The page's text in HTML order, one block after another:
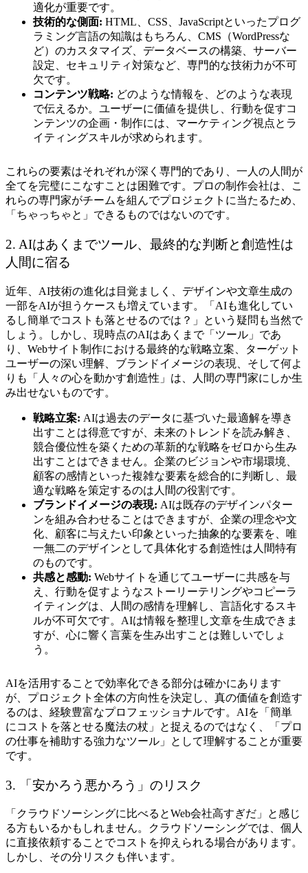
適化が重要です。
技術的な側面: HTML、CSS、JavaScriptといったプログ
ラミング言語の知識はもちろん、CMS（WordPressな
ど）のカスタマイズ、データベースの構築、サーバー
設定、セキュリティ対策など、専門的な技術力が不可
欠です。
コンテンツ戦略: どのような情報を、どのような表現
で伝えるか。ユーザーに価値を提供し、行動を促すコ
ンテンツの企画・制作には、マーケティング視点とラ
イティングスキルが求められます。
これらの要素はそれぞれが深く専門的であり、一人の人間が
全てを完璧にこなすことは困難です。プロの制作会社は、こ
れらの専門家がチームを組んでプロジェクトに当たるため、
「ちゃっちゃと」できるものではないのです。
2. AIはあくまでツール、最終的な判断と創造性は
人間に宿る
近年、AI技術の進化は目覚ましく、デザインや文章生成の
一部をAIが担うケースも増えています。「AIも進化してい
るし簡単でコストも落とせるのでは？」という疑問も当然で
しょう。しかし、現時点のAIはあくまで「ツール」であ
り、Webサイト制作における最終的な戦略立案、ターゲット
ユーザーの深い理解、ブランドイメージの表現、そして何よ
りも「人々の心を動かす創造性」は、人間の専門家にしか生
み出せないものです。
戦略立案: AIは過去のデータに基づいた最適解を導き
出すことは得意ですが、未来のトレンドを読み解き、
競合優位性を築くための革新的な戦略をゼロから生み
出すことはできません。企業のビジョンや市場環境、
顧客の感情といった複雑な要素を総合的に判断し、最
適な戦略を策定するのは人間の役割です。
ブランドイメージの表現: AIは既存のデザインパター
ンを組み合わせることはできますが、企業の理念や文
化、顧客に与えたい印象といった抽象的な要素を、唯
一無二のデザインとして具体化する創造性は人間特有
のものです。
共感と感動: Webサイトを通じてユーザーに共感を与
え、行動を促すようなストーリーテリングやコピーラ
イティングは、人間の感情を理解し、言語化するスキ
ルが不可欠です。AIは情報を整理し文章を生成できま
すが、心に響く言葉を生み出すことは難しいでしょ
う。
AIを活用することで効率化できる部分は確かにあります
が、プロジェクト全体の方向性を決定し、真の価値を創造す
るのは、経験豊富なプロフェッショナルです。AIを「簡単
にコストを落とせる魔法の杖」と捉えるのではなく、「プロ
の仕事を補助する強力なツール」として理解することが重要
です。
3. 「安かろう悪かろう」のリスク
「クラウドソーシングに比べるとWeb会社高すぎだ」と感じ
る方もいるかもしれません。クラウドソーシングでは、個人
に直接依頼することでコストを抑えられる場合があります。
しかし、その分リスクも伴います。